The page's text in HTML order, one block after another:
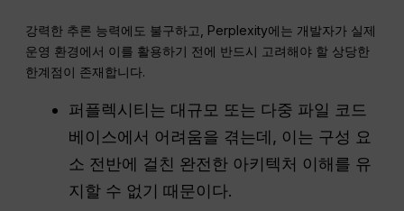
강력한 추론 능력에도 불구하고, Perplexity에는 개발자가 실제
운영 환경에서 이를 활용하기 전에 반드시 고려해야 할 상당한
한계점이 존재합니다.
퍼플렉시티는 대규모 또는 다중 파일 코드
베이스에서 어려움을 겪는데, 이는 구성 요
소 전반에 걸친 완전한 아키텍처 이해를 유
지할 수 없기 때문이다.